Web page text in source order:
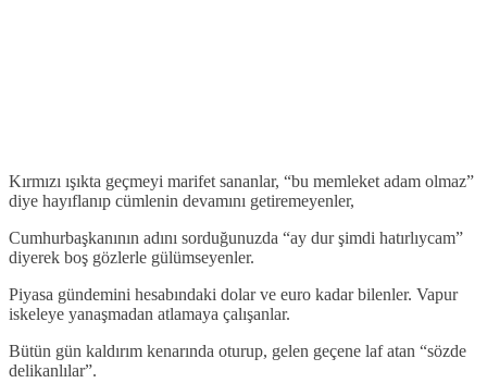
Kırmızı ışıkta geçmeyi marifet sananlar, “bu memleket adam olmaz”
diye hayıflanıp cümlenin devamını getiremeyenler,
Cumhurbaşkanının adını sorduğunuzda “ay dur şimdi hatırlıycam”
diyerek boş gözlerle gülümseyenler.
Piyasa gündemini hesabındaki dolar ve euro kadar bilenler. Vapur
iskeleye yanaşmadan atlamaya çalışanlar.
Bütün gün kaldırım kenarında oturup, gelen geçene laf atan “sözde
delikanlılar”.